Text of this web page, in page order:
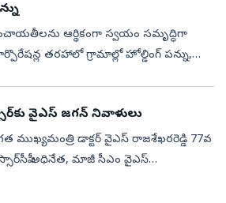
ఆర్థికంగా స్వయం సమృద్ధిగా
తరహాలో గ్రామాల్లో హోల్డింగ్‌ పన్ను,
వైఎస్‌ జగన్‌ నివాళులు
ముఖ్యమంత్రి డాక్టర్‌ వైఎస్‌ రాజశేఖరరెడ్డి 77వ
అధినేత, మాజీ సీఎం వైఎస్‌